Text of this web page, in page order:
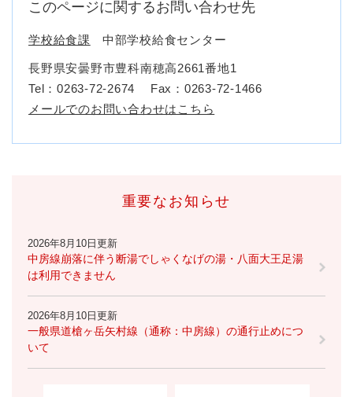
このページに関するお問い合わせ先
学校給食課 中部学校給食センター
長野県安曇野市豊科南穂高2661番地1
Tel：0263-72-2674
Fax：0263-72-1466
メールでのお問い合わせはこちら
重要なお知らせ
2026年8月10日更新
中房線崩落に伴う断湯でしゃくなげの湯・八面大王足湯
は利用できません
2026年8月10日更新
一般県道槍ヶ岳矢村線（通称：中房線）の通行止めにつ
いて